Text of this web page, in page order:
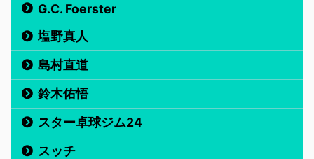
G.C. Foerster
塩野真人
島村直道
鈴木佑悟
スター卓球ジム24
スッチ